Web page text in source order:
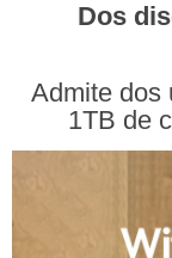
Dos
Admite dos
1TB de